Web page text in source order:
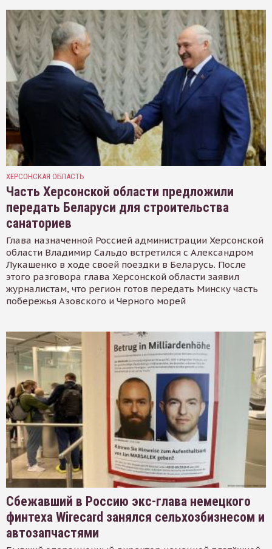
ХЕРСОНСКАЯ ОБЛАСТЬ
Часть Херсонской области предложили
передать Беларуси для строительства
санаториев
Глава назначенной Россией администрации Херсонской
области Владимир Сальдо встретился с Александром
Лукашенко в ходе своей поездки в Беларусь. После
этого разговора глава Херсонской области заявил
журналистам, что регион готов передать Минску часть
побережья Азовского и Черного морей
Сбежавший в Россию экс-глава немецкого
финтеха Wirecard занялся сельхозбизнесом и
автозапчастями